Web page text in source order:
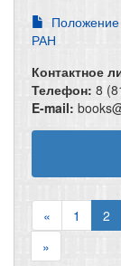
РАН
Контактное
Телефон: 8
E-mail:
« 1 2
»